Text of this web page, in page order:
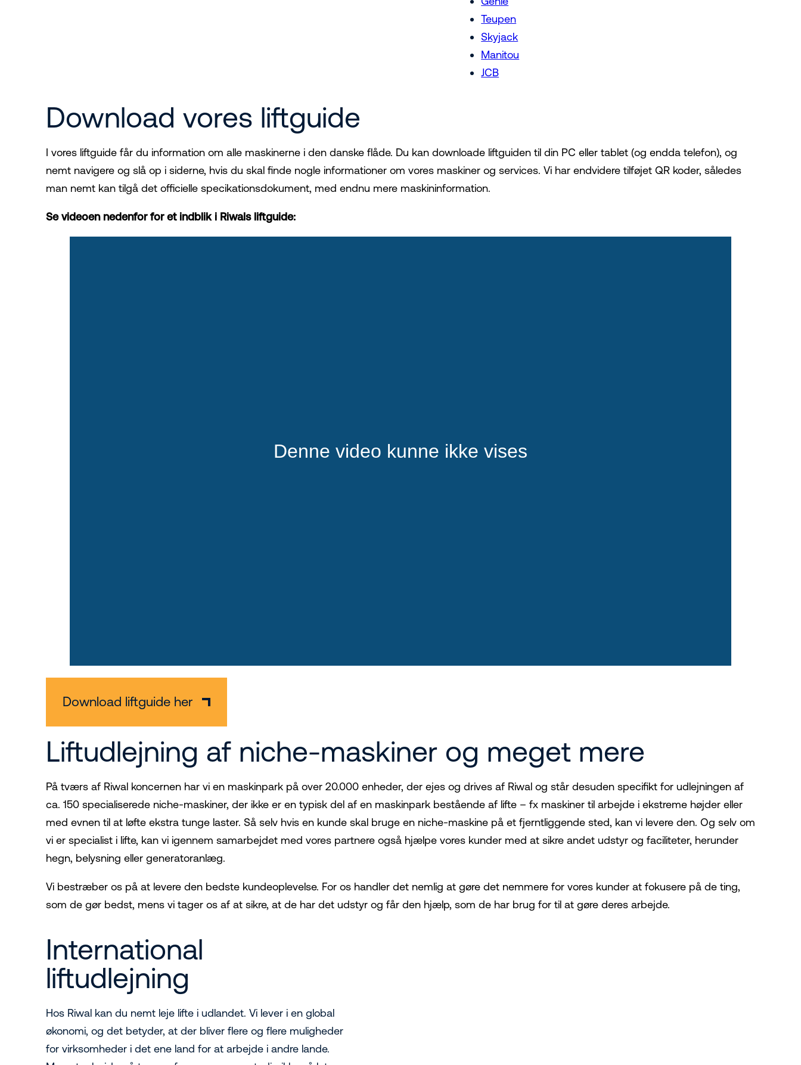
Teupen
Skyjack
Manitou
JCB
Download vores liftguide
I vores liftguide får du information om alle maskinerne i den danske flåde. Du kan downloade liftguiden til din PC eller tablet (og endda telefon), og
nemt navigere og slå op i siderne, hvis du skal finde nogle informationer om vores maskiner og services. Vi har endvidere tilføjet QR koder, således
man nemt kan tilgå det officielle specikationsdokument, med endnu mere maskininformation.
Se videoen nedenfor for et indblik i Riwals liftguide:
Download liftguide her
Liftudlejning af niche-maskiner og meget mere
På tværs af Riwal koncernen har vi en maskinpark på over 20.000 enheder, der ejes og drives af Riwal og står desuden specifikt for udlejningen af
ca. 150 specialiserede niche-maskiner, der ikke er en typisk del af en maskinpark bestående af lifte – fx maskiner til arbejde i ekstreme højder eller
med evnen til at løfte ekstra tunge laster. Så selv hvis en kunde skal bruge en niche-maskine på et fjerntliggende sted, kan vi levere den. Og selv om
vi er specialist i lifte, kan vi igennem samarbejdet med vores partnere også hjælpe vores kunder med at sikre andet udstyr og faciliteter, herunder
hegn, belysning eller generatoranlæg.
Vi bestræber os på at levere den bedste kundeoplevelse. For os handler det nemlig at gøre det nemmere for vores kunder at fokusere på de ting,
som de gør bedst, mens vi tager os af at sikre, at de har det udstyr og får den hjælp, som de har brug for til at gøre deres arbejde.
International
liftudlejning
Hos Riwal kan du nemt leje lifte i udlandet. Vi lever i en global
økonomi, og det betyder, at der bliver flere og flere muligheder
for virksomheder i det ene land for at arbejde i andre lande.